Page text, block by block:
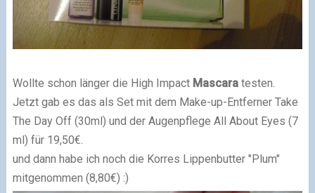
Wollte schon länger die High Impact Mascara testen.
Jetzt gab es das als Set mit dem Make-up-Entferner Take
The Day Off (30ml) und der Augenpflege All About Eyes (7
ml) für 19,50€.
und dann habe ich noch die Korres Lippenbutter "Plum"
mitgenommen (8,80€) :)